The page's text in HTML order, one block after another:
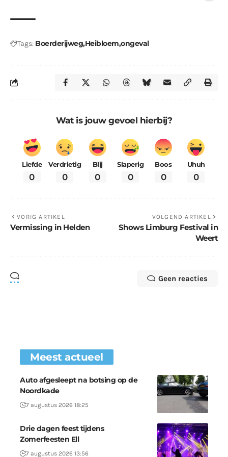
Tags: BoerderijwegHeibloem ongeval
Wat is jouw gevoel hierbij?
Liefde
0
Verdrietig
0
Blij
0
Slaperig
0
Boos
0
Uhuh
0
VORIG ARTIKEL
Vermissing in Helden
VOLGEND ARTIKEL
Shows Limburg Festival in
Weert
Geen reacties
Meest actueel
Auto afgesleept na botsing op de
Noordkade
7 augustus 2026 18:25
Drie dagen feest tijdens
Zomerfeesten Ell
7 augustus 2026 13:56